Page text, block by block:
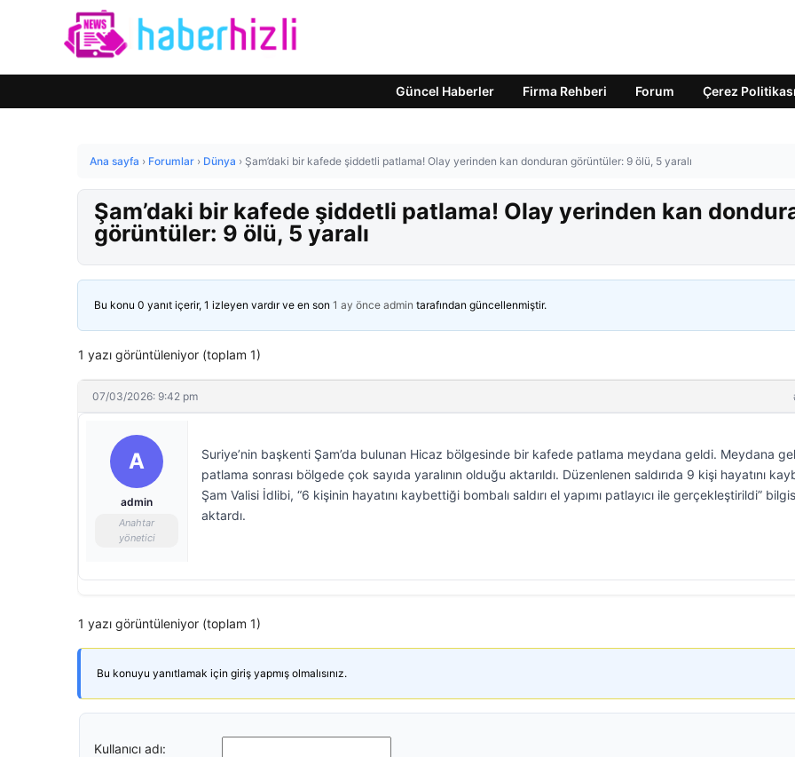
Güncel Haberler Firma Rehberi Forum Çerez Politikası
Ana sayfa › Forumlar › Dünya › Şam’daki bir kafede şiddetli patlama! Olay yerinden kan donduran görüntüler: 9 ölü, 5 yaralı
Şam’daki bir kafede şiddetli patlama! Olay yerinden kan
görüntüler: 9 ölü, 5 yaralı
Bu konu 0 yanıt içerir, 1 izleyen vardır ve en son 1 ay önce admin tarafından güncellenmiştir.
1 yazı görüntüleniyor (toplam 1)
07/03/2026: 9:42 pm
A
admin
Anahtar
yönetici
Suriye’nin başkenti Şam’da bulunan Hicaz bölgesinde bir kafede patlama meydana geldi. Meydana
patlama sonrası bölgede çok sayıda yaralının olduğu aktarıldı. Düzenlenen saldırıda 9 kişi hayatını
Şam Valisi İdlibi, “6 kişinin hayatını kaybettiği bombalı saldırı el yapımı patlayıcı ile gerçekleştirildi”
aktardı.
1 yazı görüntüleniyor (toplam 1)
Bu konuyu yanıtlamak için giriş yapmış olmalısınız.
Kullanıcı adı: